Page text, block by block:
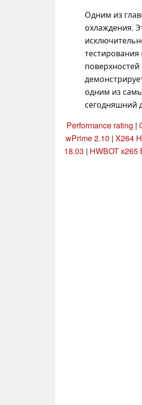
Одним из
охлаждения.
одним из
сегодняшний
Performance rating |
wPrime 2.10 | X264
18.03 | HWBOT x265